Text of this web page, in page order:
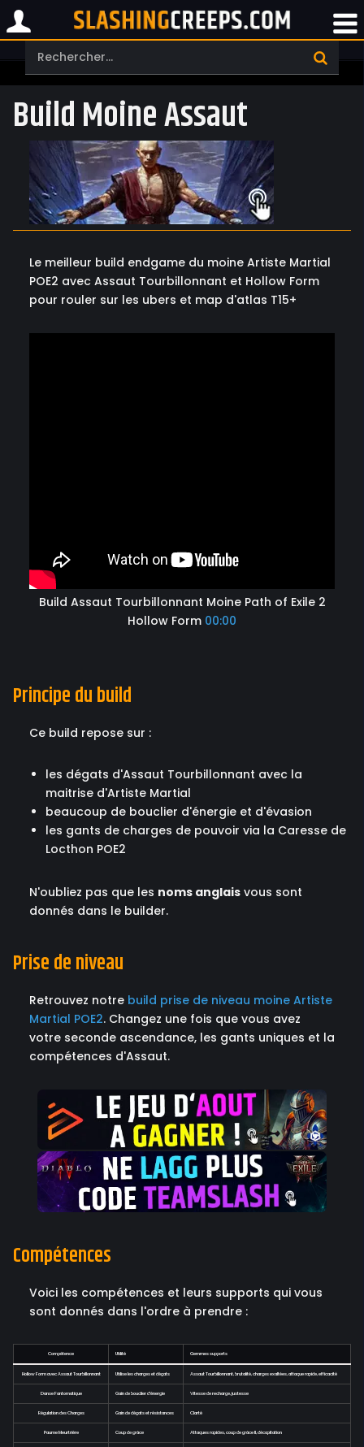
Build Moine Assaut
Le meilleur build endgame du moine Artiste Martial
POE2 avec Assaut Tourbillonnant et Hollow Form
pour rouler sur les ubers et map d'atlas T15+
Build Assaut Tourbillonnant Moine Path of Exile 2
Hollow Form 00:00
Principe du build
Ce build repose sur :
les dégats d'Assaut Tourbillonnant avec la
maitrise d'Artiste Martial
beaucoup de bouclier d'énergie et d'évasion
les gants de charges de pouvoir via la Caresse de
Locthon POE2
N'oubliez pas que les noms anglais vous sont
donnés dans le builder.
Prise de niveau
Retrouvez notre build prise de niveau moine Artiste
Martial POE2. Changez une fois que vous avez
votre seconde ascendance, les gants uniques et la
compétences d'Assaut.
Compétences
Voici les compétences et leurs supports qui vous
sont donnés dans l'ordre à prendre :
Compétence Utilité Gemmes supports
Hollow Form avec Assaut Tourbillonnant Utilise les charges et dégats Assaut Tourbillonnant, brutalité, charges exaltées, attaque rapide, efficacité
Danse Fantomatique Gain de bouclier d'énergie Vitesse de recharge, justesse
Régulation des Charges Gain de dégats et résistances Clarté
Paume Meurtrière Coup de grâce Attaques rapides, coup de grâce II, décapitation